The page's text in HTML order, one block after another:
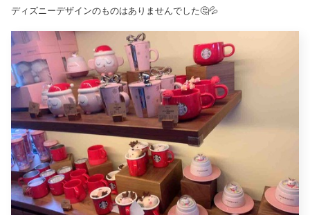
ディズニーデザインのものはありませんでした🤔💦